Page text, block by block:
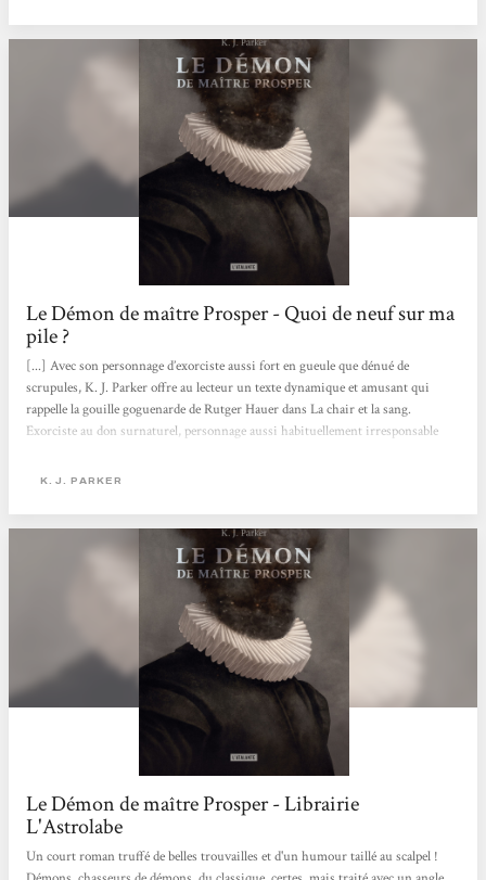
Le Démon de maître Prosper - Quoi de neuf sur ma
pile ?
[...] Avec son personnage d’exorciste aussi fort en gueule que dénué de
scrupules, K. J. Parker offre au lecteur un texte dynamique et amusant qui
rappelle la gouille goguenarde de Rutger Hauer dans La chair et la sang.
Exorciste au don surnaturel, personnage aussi habituellement irresponsable
combat des démons sans dieux qui n’ont guère à voir avec la tradition
du Outcast de Kirkman. Comme dans le comic, il dispose aussi d’un don de
K. J. PARKER
Le Démon de maître Prosper - Librairie
L'Astrolabe
Un court roman truffé de belles trouvailles et d'un humour taillé au scalpel !